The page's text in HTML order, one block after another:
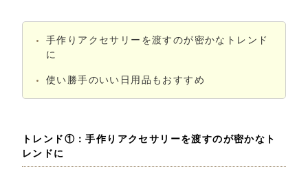
手作りアクセサリーを渡すのが密かなトレンド
に
使い勝手のいい日用品もおすすめ
トレンド①：手作りアクセサリーを渡すのが密かなト
レンドに